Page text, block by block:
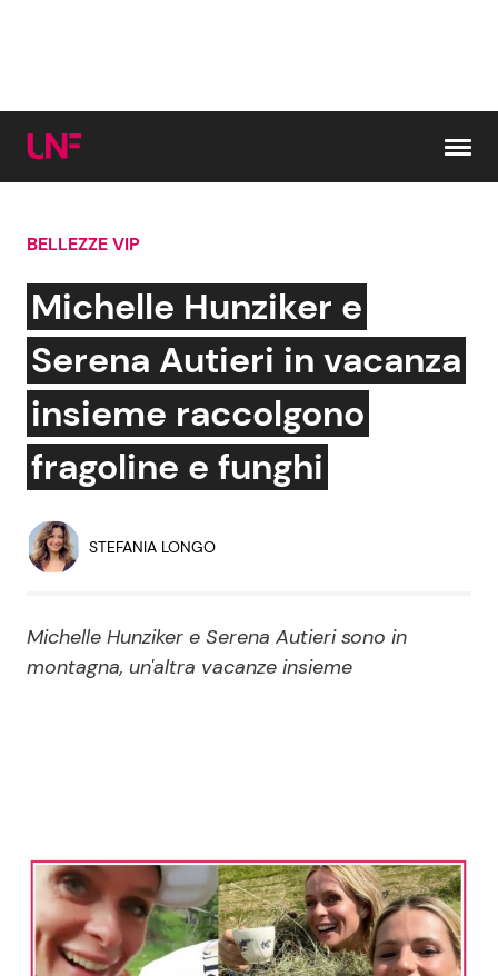
Cerca:
News e Cronaca
Attualità Italiana
Dal Mondo
Economia
Persone Scomparse
Politica
Gossip e TV
Bellezze VIP
Coppie VIP
Reality e Talent
News Musica
News Spettacolo
BELLEZZE VIP
Michelle Hunziker e
Serena Autieri in vacanza
insieme raccolgono
fragoline e funghi
STEFANIA LONGO
Michelle Hunziker e Serena Autieri sono in
montagna, un'altra vacanze insieme